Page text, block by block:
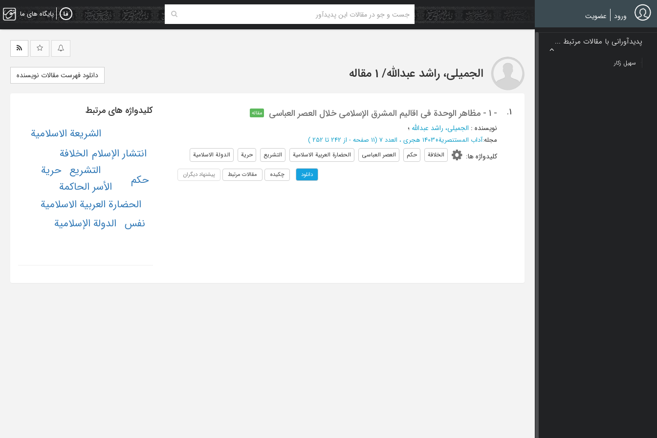
Skip
to
main
پایگاه های ما ورود عضویت
پدیدآورانی با مقالات مرتبط ...
سهیل زکار
الجمیلی، راشد عبدالله/ 1 مقاله دانلود فهرست مقالات نویسنده
1. - 1 - مظاهر الوحدة فی اقالیم المشرق الإسلامی خلال العصر العباسی مقاله
نویسنده : الجمیلی، راشد عبدالله ؛
مجله:آداب المستنصریة»1403 هجری ، العدد 7 (‎11 صفحه - از 242 تا 252 )
کلیدواژه ها: الخلافة حکم العصر العباسی الحضارة العربیة الاسلامیة التشریع حریة الدولة الاسلامیة
دانلود چکیده مقالات مرتبط پیشنهاد دیگران
کلیدواژه های مرتبط
الأسر الحاکمة
التشریع
الحضارة العربیة الاسلامیة
الخلافة
الدولة الإسلامیة
الشریعة الاسلامیة
انتشار الإسلام
حریة
حکم
نفس